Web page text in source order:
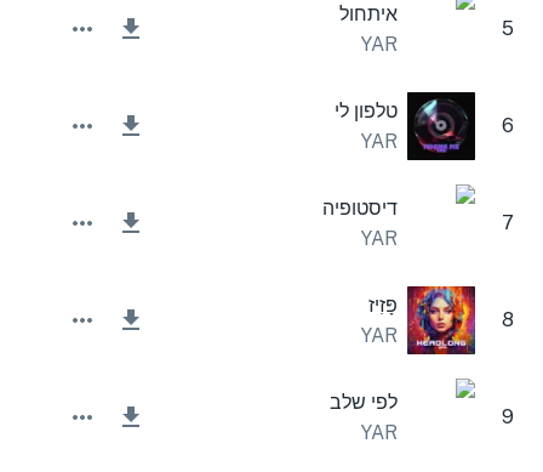
5
איתחול
YAR
6
טלפון לי
YAR
7
דיסטופיה
YAR
8
פָּזִיז
YAR
9
לפי שלב
YAR